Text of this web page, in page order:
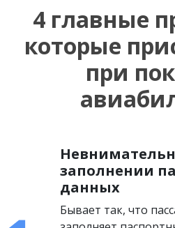
4 главные
которые
при
заполнении
данных
Бывает так, что